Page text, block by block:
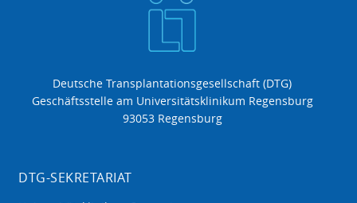
Deutsche Transplantationsgesellschaft (DTG)
Geschäftsstelle am Universitätsklinikum Regensburg
93053 Regensburg
DTG-SEKRETARIAT